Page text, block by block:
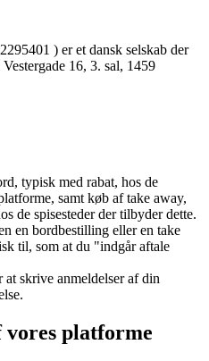
) er et dansk selskab der
16, 3. sal, 1459
typisk med rabat, hos de
samt køb af take away,
de spisesteder der tilbyder dette.
en bordbestilling eller en take
til, som at du "indgår aftale
skrive anmeldelser af din
platforme